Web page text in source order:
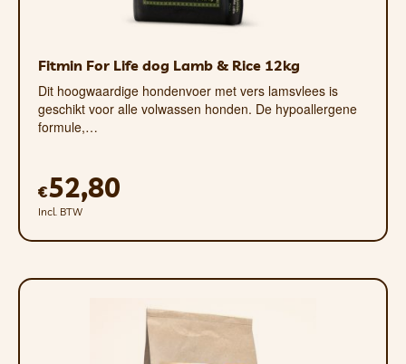
Fitmin For Life dog Lamb & Rice 12kg
Dit hoogwaardige hondenvoer met vers lamsvlees is
geschikt voor alle volwassen honden. De hypoallergene
formule,…
€52,80
Incl. BTW